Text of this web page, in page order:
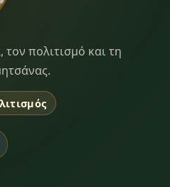
πολιτισμό και τη